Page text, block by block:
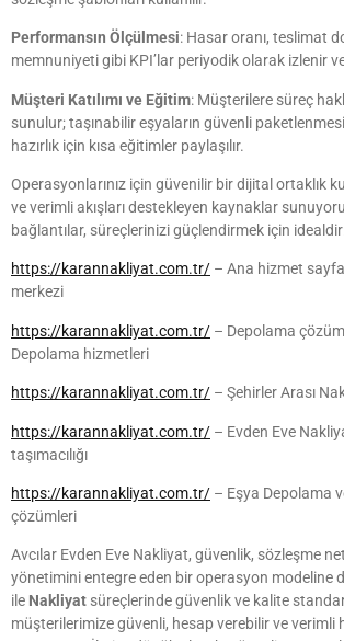
Performansın Ölçülmesi: Hasar oranı, teslimat
memnuniyeti gibi KPI’lar periyodik olarak izlenir
Müşteri Katılımı ve Eğitim: Müşterilere süreç
sunulur; taşınabilir eşyaların güvenli
hazırlık için kısa eğitimler paylaşılır.
Operasyonlarınız için güvenilir bir dijital ortaklık
ve verimli akışları destekleyen kaynaklar
bağlantılar, süreçlerinizi güçlendirmek için
https://karannakliyat.com.tr/ – Ana hizmet
merkezi
https://karannakliyat.com.tr/ – Depolama
Depolama hizmetleri
https://karannakliyat.com.tr/ – Şehirler Arası
https://karannakliyat.com.tr/ – Evden Eve
taşımacılığı
https://karannakliyat.com.tr/ – Eşya Depolama
çözümleri
Avcılar Evden Eve Nakliyat, güvenlik, sözleşme
yönetimini entegre eden bir operasyon modeline
ile Nakliyat süreçlerinde güvenlik ve kalite
müşterilerimize güvenli, hesap verebilir ve verimli